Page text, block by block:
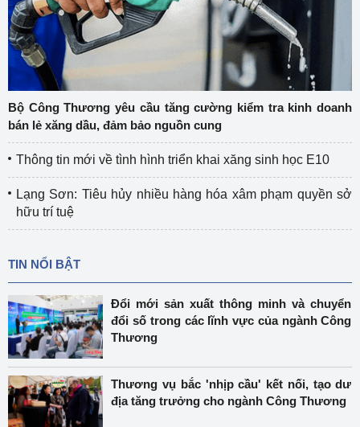
Bộ Công Thương yêu cầu tăng cường kiểm tra kinh doanh
bán lẻ xăng dầu, đảm bảo nguồn cung
Thông tin mới về tình hình triển khai xăng sinh học E10
Lạng Sơn: Tiêu hủy nhiều hàng hóa xâm phạm quyền sở
hữu trí tuệ
TIN NỔI BẬT
Đổi mới sản xuất thông minh và chuyển
đổi số trong các lĩnh vực của ngành Công
Thương
Thương vụ bắc 'nhịp cầu' kết nối, tạo dư
địa tăng trưởng cho ngành Công Thương